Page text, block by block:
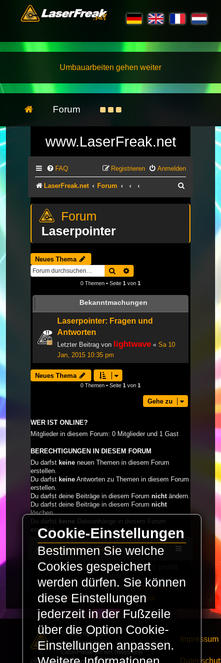
Umbauarbeiten gehen weiter
Forum
www.LaserFreak.net
FAQ Anmelden
Registrieren
LaserFreak.net Forum
Laserpointer
Neues Thema
Suche
0 Themen • Seite 1 von 1
Bekanntmachungen
Laserpointer: Fragen und
Antworten
Letzter Beitrag von lightwave « Sa 10
Jan, 2015 10:35 pm
Neues Thema
0 Themen • Seite 1 von 1
Gehe zu
WER IST ONLINE?
Mitglieder in diesem Forum: 0 Mitglieder und 1 Gast
BERECHTIGUNGEN IN DIESEM FORUM
Du darfst keine neuen Themen in diesem Forum
erstellen.
Du darfst keine Antworten zu Themen in diesem Forum
erstellen.
Du darfst deine Beiträge in diesem Forum nicht ändern.
Du darfst deine Beiträge in diesem Forum nicht
löschen.
Du darfst keine Dateianhänge in diesem Forum
erstellen.
LaserFreak.net Forum
Powered byphpBB® Forum Software © phpBB
Limited
Deutsche Übersetzung durchphpBB.de
PRIVACY_LINK | TERMS_LINK
© Copyright 2025 -
LaserFreak.net
LaserFreak ist ein freies und
offenes Forum zum Thema
Impressum
Cookie-Einstellungen
Bestimmen Sie welche
Cookies gespeichert
werden dürfen. Sie können
diese Einstellungen
jederzeit in der Fußzeile
über die Option Cookie-
Einstellungen anpassen.